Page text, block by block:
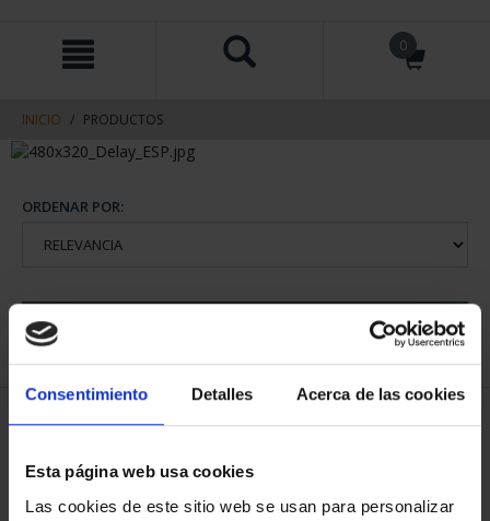
Consentimiento Detalles Acerca de las cookies
Esta página web usa cookies
Las cookies de este sitio web se usan para personalizar
contenido
navegacin
0
INICIO PRODUCTOS
ORDENAR POR:
1 Productos encontrados